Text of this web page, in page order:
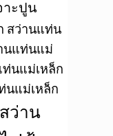
าะปูน
สว่านแท่น
นแท่นแม่
นแม่เหล็ก
นแม่เหล็ก
สว่าน